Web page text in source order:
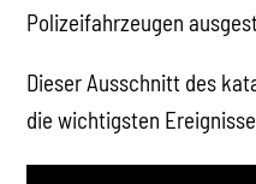
Polizeifahrzeugen
Dieser Ausschnitt des
die wichtigsten